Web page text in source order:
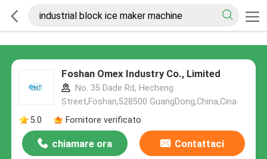
Foshan Omex Industry Co., Limited
No. 35 Dade Rd, Hecheng
Street,Foshan,528500 GuangDong,China,Cina
5.0
Fornitore verificato
chiamare ora Contattaci